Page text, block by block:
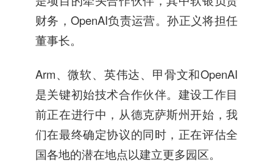
财务，OpenAI负责运营。孙正义将担任
董事长。
Arm、微软、英伟达、甲骨文和OpenAI
是关键初始技术合作伙伴。建设工作目
前正在进行中，从德克萨斯州开始，我
们在最终确定协议的同时，正在评估全
国各地的潜在地点以建立更多园区。